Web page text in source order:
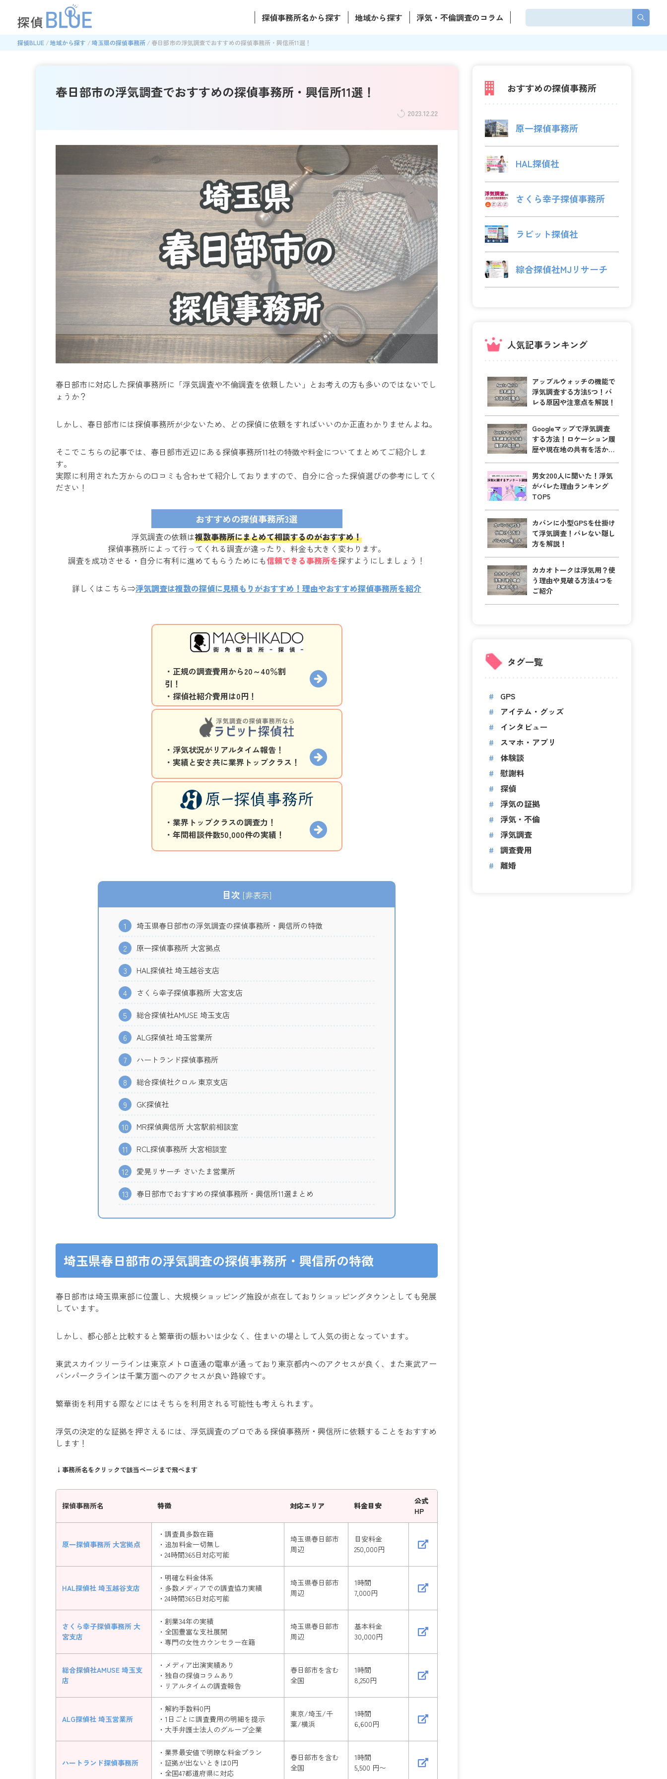
探偵事務所名から探す 地域から探す 浮気・不倫調査のコラム
探偵BLUE 地域から探す 埼玉県の探偵事務所 春日部市の浮気調査でおすすめの探偵事務所・興信所11選！
春日部市の浮気調査でおすすめの探偵事務所・興信所11選！
2023.12.22
春日部市に対応した探偵事務所に「浮気調査や不倫調査を依頼したい」とお考えの方も多いのではないでし
ょうか？
しかし、春日部市には探偵事務所が少ないため、どの探偵に依頼をすればいいのか正直わかりませんよね。
そこでこちらの記事では、春日部市近辺にある探偵事務所11社の特徴や料金についてまとめてご紹介しま
す。
実際に利用された方からの口コミも合わせて紹介しておりますので、自分に合った探偵選びの参考にしてく
ださい！
おすすめの探偵事務所3選
浮気調査の依頼は複数事務所にまとめて相談するのがおすすめ！
探偵事務所によって行ってくれる調査が違ったり、料金も大きく変わります。
調査を成功させる・自分に有利に進めてもらうためにも信頼できる事務所を探すようにしましょう！
詳しくはこちら⇒浮気調査は複数の探偵に見積もりがおすすめ！理由やおすすめ探偵事務所を紹介
・正規の調査費用から20～40％割
引！
・探偵社紹介費用は0円！
・浮気状況がリアルタイム報告！
・実績と安さ共に業界トップクラス！
・業界トップクラスの調査力！
・年間相談件数50,000件の実績！
目次 [非表示]
1 埼玉県春日部市の浮気調査の探偵事務所・興信所の特徴
2 原一探偵事務所 大宮拠点
3 HAL探偵社 埼玉越谷支店
4 さくら幸子探偵事務所 大宮支店
5 総合探偵社AMUSE 埼玉支店
6 ALG探偵社 埼玉営業所
7 ハートランド探偵事務所
8 総合探偵社クロル 東京支店
9 GK探偵社
10 MR探偵興信所 大宮駅前相談室
11 RCL探偵事務所 大宮相談室
12 愛晃リサーチ さいたま営業所
13 春日部市でおすすめの探偵事務所・興信所11選まとめ
埼玉県春日部市の浮気調査の探偵事務所・興信所の特徴
春日部市は埼玉県東部に位置し、大規模ショッピング施設が点在しておりショッピングタウンとしても発展
しています。
しかし、都心部と比較すると繁華街の賑わいは少なく、住まいの場として人気の街となっています。
東武スカイツリーラインは東京メトロ直通の電車が通っており東京都内へのアクセスが良く、また東武アー
バンパークラインは千葉方面へのアクセスが良い路線です。
繁華街を利用する際などにはそちらを利用される可能性も考えられます。
浮気の決定的な証拠を押さえるには、浮気調査のプロである探偵事務所・興信所に依頼することをおすすめ
します！
↓事務所名をクリックで該当ページまで飛べます
探偵事務所名 特徴 対応エリア 料金目安
公式
HP
原一探偵事務所 大宮拠点
・調査員多数在籍
・追加料金一切無し
・24時間365日対応可能
埼玉県春日部市
周辺
目安料金
250,000円
HAL探偵社 埼玉越谷支店
・明確な料金体系
・多数メディアでの調査協力実績
・24時間365日対応可能
埼玉県春日部市
周辺
1時間
7,000円
さくら幸子探偵事務所 大
宮支店
・創業34年の実績
・全国豊富な支社展開
・専門の女性カウンセラー在籍
埼玉県春日部市
周辺
基本料金
30,000円
総合探偵社AMUSE 埼玉支
店
・メディア出演実績あり
・独自の探偵コラムあり
・リアルタイムの調査報告
春日部市を含む
全国
1時間
8,250円
ALG探偵社 埼玉営業所
・解約手数料0円
・1日ごとに調査費用の明細を提示
・大手弁護士法人のグループ企業
東京/埼玉/千
葉/横浜
1時間
6,600円
ハートランド探偵事務所
・業界最安値で明瞭な料金プラン
・証拠が出ないときは0円
・全国47都道府県に対応
春日部市を含む
全国
1時間
5,500 円〜
おすすめの探偵事務所
原一探偵事務所
HAL探偵社
さくら幸子探偵事務所
ラビット探偵社
綜合探偵社MJリサーチ
人気記事ランキング
アップルウォッチの機能で
浮気調査する方法5つ！バ
レる原因や注意点を解説！
Googleマップで浮気調査
する方法！ロケーション履
歴や現在地の共有を活かそ
男女200人に聞いた！浮気
がバレた理由ランキング
TOP5
カバンに小型GPSを仕掛け
て浮気調査！バレない隠し
方を解説！
カカオトークは浮気用？使
う理由や見破る方法4つを
ご紹介
タグ一覧
GPS
アイテム・グッズ
インタビュー
スマホ・アプリ
体験談
慰謝料
探偵
浮気の証拠
浮気・不倫
浮気調査
調査費用
離婚